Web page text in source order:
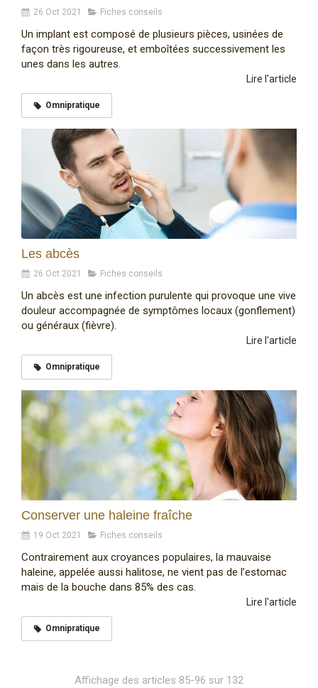
26 Oct 2021 Fiches conseils
Un implant est composé de plusieurs pièces, usinées de
façon très rigoureuse, et emboîtées successivement les
unes dans les autres.
Lire l'article
Omnipratique
Les abcès
26 Oct 2021 Fiches conseils
Un abcès est une infection purulente qui provoque une vive
douleur accompagnée de symptômes locaux (gonflement)
ou généraux (fièvre).
Lire l'article
Omnipratique
Conserver une haleine fraîche
19 Oct 2021 Fiches conseils
Contrairement aux croyances populaires, la mauvaise
haleine, appelée aussi halitose, ne vient pas de l’estomac
mais de la bouche dans 85% des cas.
Lire l'article
Omnipratique
Affichage des articles 85-96 sur 132